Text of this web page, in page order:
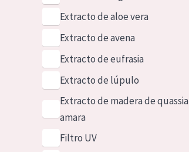
Extracto de aloe vera
Extracto de avena
Extracto de eufrasia
Extracto de lúpulo
Extracto de madera de quassia
amara
Filtro UV